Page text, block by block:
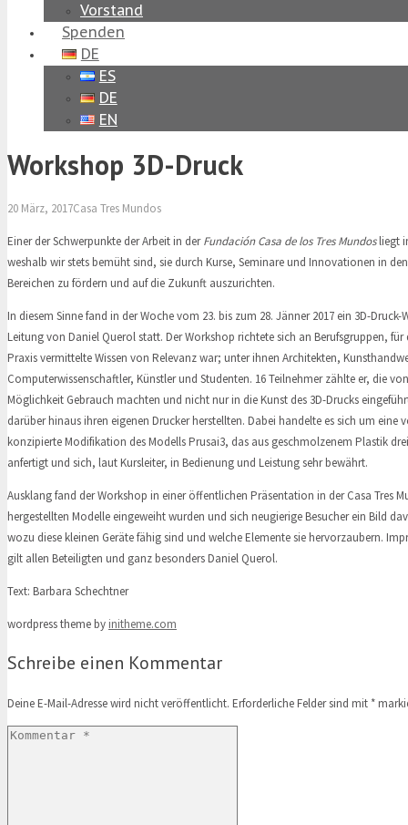
Vorstand
Spenden
DE
ES
DE
EN
Workshop 3D-Druck
20 März, 2017Casa Tres Mundos
Einer der Schwerpunkte der Arbeit in derFundación Casa de los Tres Mundosliegt
weshalb wir stets bemüht sind, sie durch Kurse, Seminare und Innovationen in
Bereichen zu fördern und auf die Zukunft auszurichten.
In diesem Sinne fand in der Woche vom 23. bis zum 28. Jänner 2017 ein 3D-
Leitung von Daniel Querol statt. Der Workshop richtete sich an Berufsgruppen,
Praxis vermittelte Wissen von Relevanz war; unter ihnen Architekten,
Computerwissenschaftler, Künstler und Studenten. 16 Teilnehmer zählte er, die
Möglichkeit Gebrauch machten und nicht nur in die Kunst des 3D-Drucks
darüber hinaus ihren eigenen Drucker herstellten. Dabei handelte es sich um eine
konzipierte Modifikation des Modells Prusai3, das aus geschmolzenem Plastik
anfertigt und sich, laut Kursleiter, in Bedienung und Leistung sehr bewährt.
Ausklang fand der Workshop in einer öffentlichen Präsentation in der Casa Tres
hergestellten Modelle eingeweiht wurden und sich neugierige Besucher ein Bild
wozu diese kleinen Geräte fähig sind und welche Elemente sie hervorzaubern.
gilt allen Beteiligten und ganz besonders Daniel Querol.
Text: Barbara Schechtner
wordpress theme by initheme.com
Schreibe einen Kommentar
Deine E-Mail-Adresse wird nicht veröffentlicht. Erforderliche Felder sind mit *